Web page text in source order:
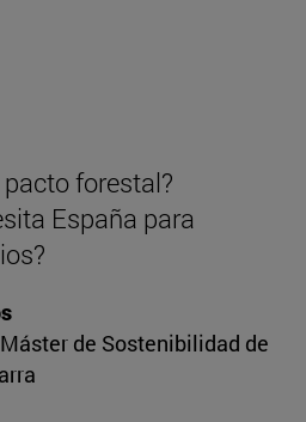
forestal?
España para
de Sostenibilidad de